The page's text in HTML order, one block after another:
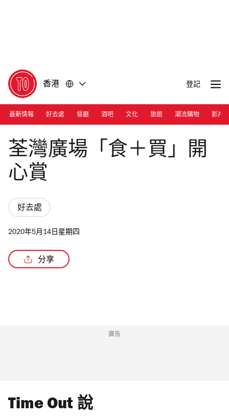
香港 登記
最新情報 好去處 餐廳 酒吧 文化 旅遊 潮流購物 影片
Photograph: Courtesy Tsuen Wan Plaza
荃灣廣場「食＋買」開
心賞
好去處
2020年5月14日星期四
分享
廣告
Time Out 說